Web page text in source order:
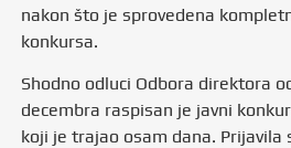
nakon što je sprovedena
konkursa.
Shodno odluci Odbora direktora
decembra raspisan je javni
koji je trajao osam dana. Prijavila